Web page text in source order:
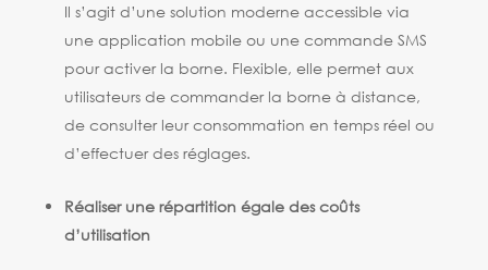
Il s’agit d’une solution moderne accessible via
une application mobile ou une commande SMS
pour activer la borne. Flexible, elle permet aux
utilisateurs de commander la borne à distance,
de consulter leur consommation en temps réel ou
d’effectuer des réglages.
Réaliser une répartition égale des coûts
d’utilisation